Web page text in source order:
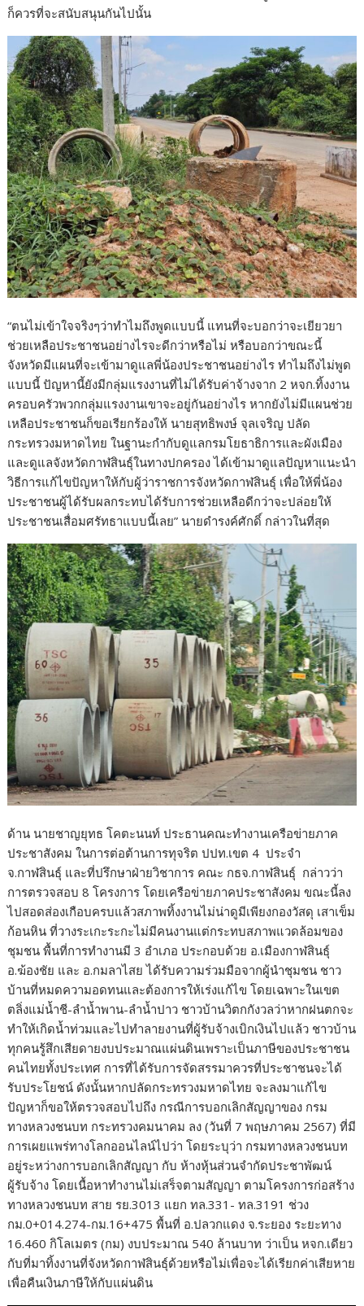
ก็ควรที่จะสนับสนุนกันไปนั้น
“ตนไม่เข้าใจจริงๆว่าทำไมถึงพูดแบบนี้ แทนที่จะบอกว่าจะเยียวยา
ช่วยเหลือประชาชนอย่างไรจะดีกว่าหรือไม่ หรือบอกว่าขณะนี้
จังหวัดมีแผนที่จะเข้ามาดูแลพี่น้องประชาชนอย่างไร ทำไมถึงไม่พูด
แบบนี้ ปัญหานี้ยังมีกลุ่มแรงงานที่ไม่ได้รับค่าจ้างจาก 2 หจก.ทิ้งงาน
ครอบครัวพวกกลุ่มแรงงานเขาจะอยู่กันอย่างไร หากยังไม่มีแผนช่วย
เหลือประชาชนก็ขอเรียกร้องให้ นายสุทธิพงษ์ จุลเจริญ ปลัด
กระทรวงมหาดไทย ในฐานะกำกับดูแลกรมโยธาธิการและผังเมือง
และดูแลจังหวัดกาฬสินธุ์ในทางปกครอง ได้เข้ามาดูแลปัญหาแนะนำ
วิธีการแก้ไขปัญหาให้กับผู้ว่าราชการจังหวัดกาฬสินธุ์ เพื่อให้พี่น้อง
ประชาชนผู้ได้รับผลกระทบได้รับการช่วยเหลือดีกว่าจะปล่อยให้
ประชาชนเสื่อมศรัทธาแบบนี้เลย” นายดำรงค์ศักดิ์ กล่าวในที่สุด
ด้าน นายชาญยุทธ โคตะนนท์ ประธานคณะทำงานเครือข่ายภาค
ประชาสังคม ในการต่อต้านการทุจริต ปปท.เขต 4 ประจำ
จ.กาฬสินธุ์ และที่ปรึกษาฝ่ายวิชาการ คณะ กธจ.กาฬสินธุ์ กล่าวว่า
การตรวจสอบ 8 โครงการ โดยเครือข่ายภาคประชาสังคม ขณะนี้ลง
ไปสอดส่องเกือบครบแล้วสภาพทิ้งงานไม่น่าดูมีเพียงกองวัสดุ เสาเข็ม
ก้อนหิน ที่วางระเกะระกะไม่มีคนงานแต่กระทบสภาพแวดล้อมของ
ชุมชน พื้นที่การทำงานมี 3 อำเภอ ประกอบด้วย อ.เมืองกาฬสินธุ์
อ.ฆ้องชัย และ อ.กมลาไสย ได้รับความร่วมมือจากผู้นำชุมชน ชาว
บ้านที่หมดความอดทนและต้องการให้เร่งแก้ไข โดยเฉพาะในเขต
ตลิ่งแม่น้ำชี-ลำน้ำพาน-ลำน้ำปาว ชาวบ้านวิตกกังวลว่าหากฝนตกจะ
ทำให้เกิดน้ำท่วมและไปทำลายงานที่ผู้รับจ้างเบิกเงินไปแล้ว ชาวบ้าน
ทุกคนรู้สึกเสียดายงบประมาณแผ่นดินเพราะเป็นภาษีของประชาชน
คนไทยทั้งประเทศ การที่ได้รับการจัดสรรมาควรที่ประชาชนจะได้
รับประโยชน์ ดังนั้นหากปลัดกระทรวงมหาดไทย จะลงมาแก้ไข
ปัญหาก็ขอให้ตรวจสอบไปถึง กรณีการบอกเลิกสัญญาของ กรม
ทางหลวงชนบท กระทรวงคมนาคม ลง (วันที่ 7 พฤษภาคม 2567) ที่มี
การเผยแพร่ทางโลกออนไลน์ไปว่า โดยระบุว่า กรมทางหลวงชนบท
อยู่ระหว่างการบอกเลิกสัญญา กับ ห้างหุ้นส่วนจำกัดประชาพัฒน์
ผู้รับจ้าง โดยเนื้อหาทำงานไม่เสร็จตามสัญญา ตามโครงการก่อสร้าง
ทางหลวงชนบท สาย รย.3013 แยก ทล.331- ทล.3191 ช่วง
กม.0+014.274-กม.16+475 พื้นที่ อ.ปลวกแดง จ.ระยอง ระยะทาง
16.460 กิโลเมตร (กม) งบประมาณ 540 ล้านบาท ว่าเป็น หจก.เดียว
กับที่มาทิ้งงานที่จังหวัดกาฬสินธุ์ด้วยหรือไม่เพื่อจะได้เรียกค่าเสียหาย
เพื่อคืนเงินภาษีให้กับแผ่นดิน